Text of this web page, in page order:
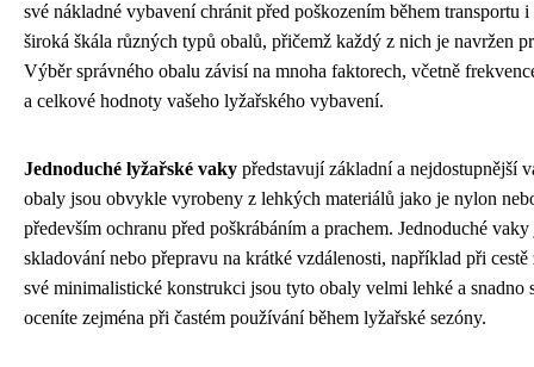
své nákladné vybavení chránit před poškozením během transportu
široká škála různých typů obalů, přičemž každý z nich je navržen
Výběr správného obalu závisí na mnoha faktorech, včetně
a celkové hodnoty vašeho lyžařského vybavení.
Jednoduché lyžařské vaky představují základní a nejdostupnější
obaly jsou obvykle vyrobeny z lehkých materiálů jako je nylon
především ochranu před poškrábáním a prachem. Jednoduché
skladování nebo přepravu na krátké vzdálenosti, například při
své minimalistické konstrukci jsou tyto obaly velmi lehké a snadno
oceníte zejména při častém používání během lyžařské sezóny.